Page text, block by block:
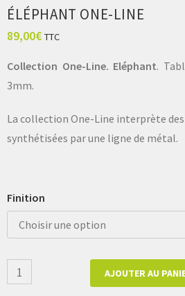
ÉLÉPHANT ONE-LINE
89,00€ TTC
Collection One-Line. Eléphant.
3mm.
La collection One-Line interprète
synthétisées par une ligne de métal.
Finition
AJOUTER AU